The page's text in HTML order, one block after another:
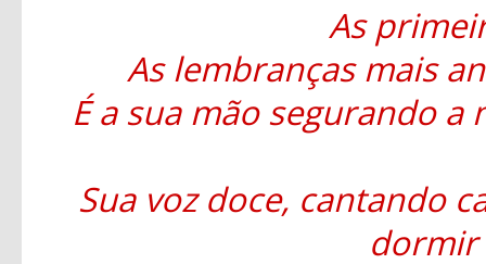
As
As lembranças mais
É a sua mão segurando
Sua voz doce, cantando
dormir